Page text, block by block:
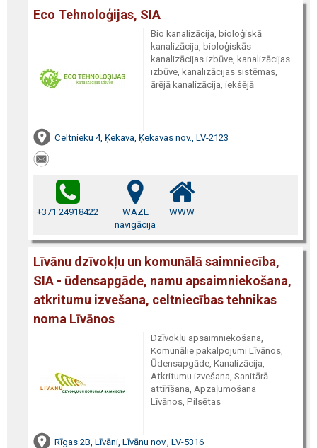
Eco Tehnoloģijas, SIA
Bio kanalizācija, bioloģiskā
kanalizācija, bioloģiskās
kanalizācijas izbūve, kanalizācijas
izbūve, kanalizācijas sistēmas,
ārējā kanalizācija, iekšējā
Celtnieku 4, Ķekava, Ķekavas nov., LV-2123
+371 24918422
WAZE
navigācija
WWW
Līvānu dzīvokļu un komunālā saimniecība,
SIA - ūdensapgāde, namu apsaimniekošana,
atkritumu izvešana, celtniecības tehnikas
noma Līvānos
Dzīvokļu apsaimniekošana,
Komunālie pakalpojumi Līvānos,
Ūdensapgāde, Kanalizācija,
Atkritumu izvešana, Sanitārā
attīrīšana, Apzaļumošana
Līvānos, Pilsētas
Rīgas 2B, Līvāni, Līvānu nov., LV-5316